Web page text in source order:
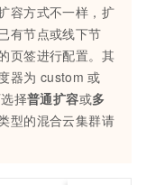
容方式不一样，扩
有节点或线下节
页签进行配置。其
器为 custom 或
择普通扩容或多
型的混合云集群请